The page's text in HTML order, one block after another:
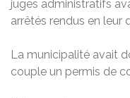
juges administratifs
arrêtés rendus en leur
La municipalité avait
couple un permis de